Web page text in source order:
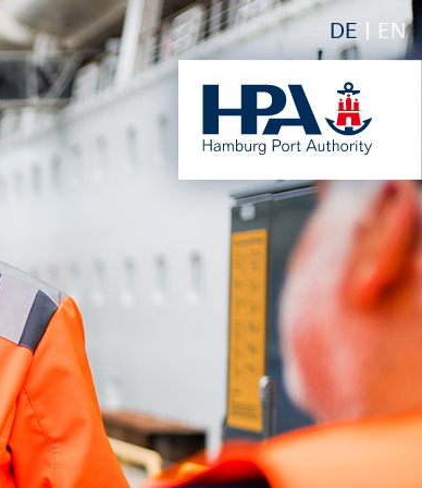
DE EN